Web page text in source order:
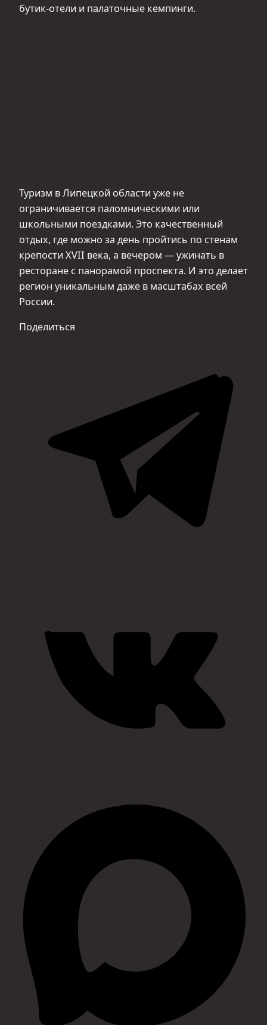
бутик-отели и палаточные кемпинги.
Туризм в Липецкой области уже не
ограничивается паломническими или
школьными поездками. Это качественный
отдых, где можно за день пройтись по стенам
крепости XVII века, а вечером — ужинать в
ресторане с панорамой проспекта. И это делает
регион уникальным даже в масштабах всей
России.
Поделиться